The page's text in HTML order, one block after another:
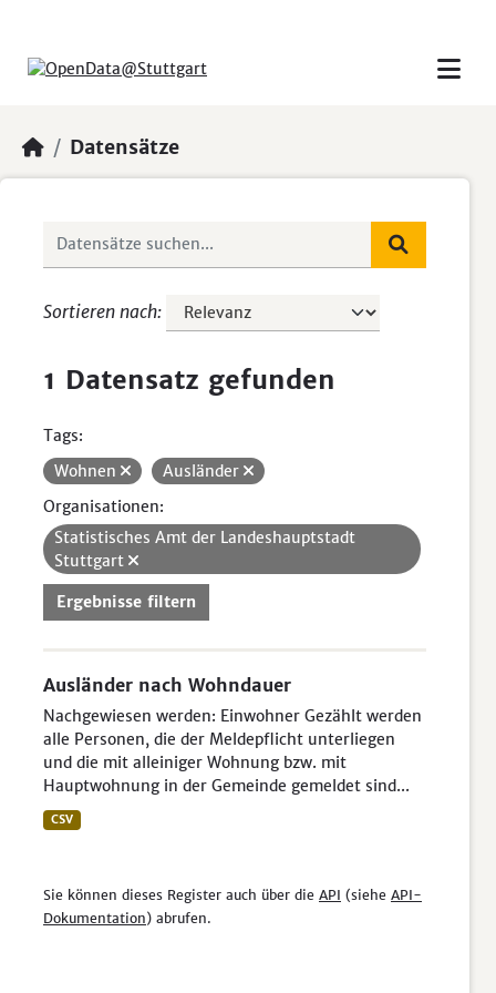
Datensätze
Sortieren nach
1 Datensatz gefunden
Tags:
Wohnen
Ausländer
Organisationen:
Statistisches Amt der Landeshauptstadt
Stuttgart
Ergebnisse filtern
Ausländer nach Wohndauer
Nachgewiesen werden: Einwohner Gezählt werden
alle Personen, die der Meldepflicht unterliegen
und die mit alleiniger Wohnung bzw. mit
Hauptwohnung in der Gemeinde gemeldet sind...
CSV
Sie können dieses Register auch über die API (siehe API-
Dokumentation) abrufen.